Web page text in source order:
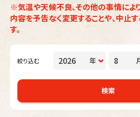
※気温や天候不良、その他の事情によ
内容を予告なく変更することや、中止
す。
絞り込む 年
検索